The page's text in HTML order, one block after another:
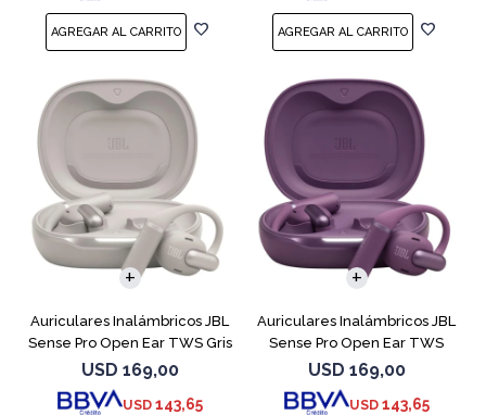
Auriculares Inalámbricos JBL
Sense Pro Open Ear TWS Gris
USD 169,00
USD 143,65
Auriculares Inalámbricos JBL
Sense Pro Open Ear TWS
Purple
USD 169,00
USD 143,65